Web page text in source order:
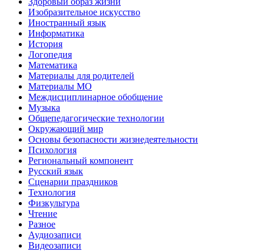
Изобразительное искусство
Иностранный язык
Информатика
История
Логопедия
Математика
Материалы для родителей
Материалы МО
Междисциплинарное обобщение
Музыка
Общепедагогические технологии
Окружающий мир
Основы безопасности жизнедеятельности
Психология
Региональный компонент
Русский язык
Сценарии праздников
Технология
Физкультура
Чтение
Разное
Аудиозаписи
Видеозаписи